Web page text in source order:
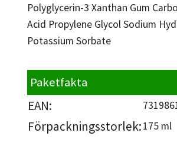
Polyglycerin-3 Xanthan Gum
Acid Propylene Glycol Sodium
Potassium Sorbate
Paketfakta
EAN:
Förpackningsstorlek:175 ml